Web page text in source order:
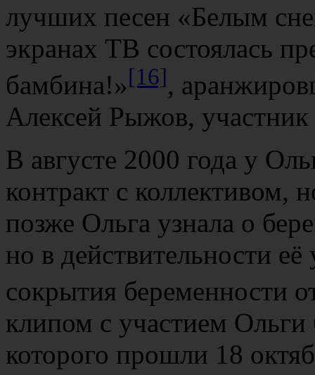
лучших песен «Белым
экранах ТВ состоялась
бамбина!»[16],
Алексей Рыжов,
В августе 2000 года у
контракт с коллективом,
позже Ольга узнала о
но в действительности её
сокрытия беременности
клипом с участием
которого прошли 18